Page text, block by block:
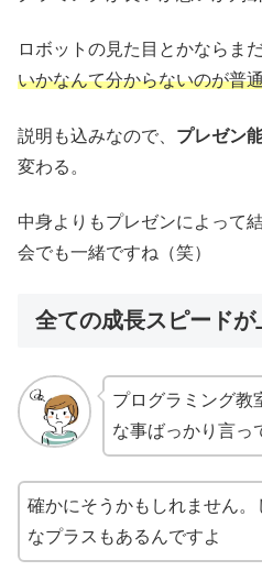
ロボットの見た目とかならまだ
いかなんて分からないのが普
説明も込みなので、 プレゼン
変わる。
中身よりもプレゼンによって
会でも一緒ですね（笑）
全ての成長スピードが
プログラミング教
な事ばっかり言っ
確かにそうかもしれません。
なプラスもあるんですよ